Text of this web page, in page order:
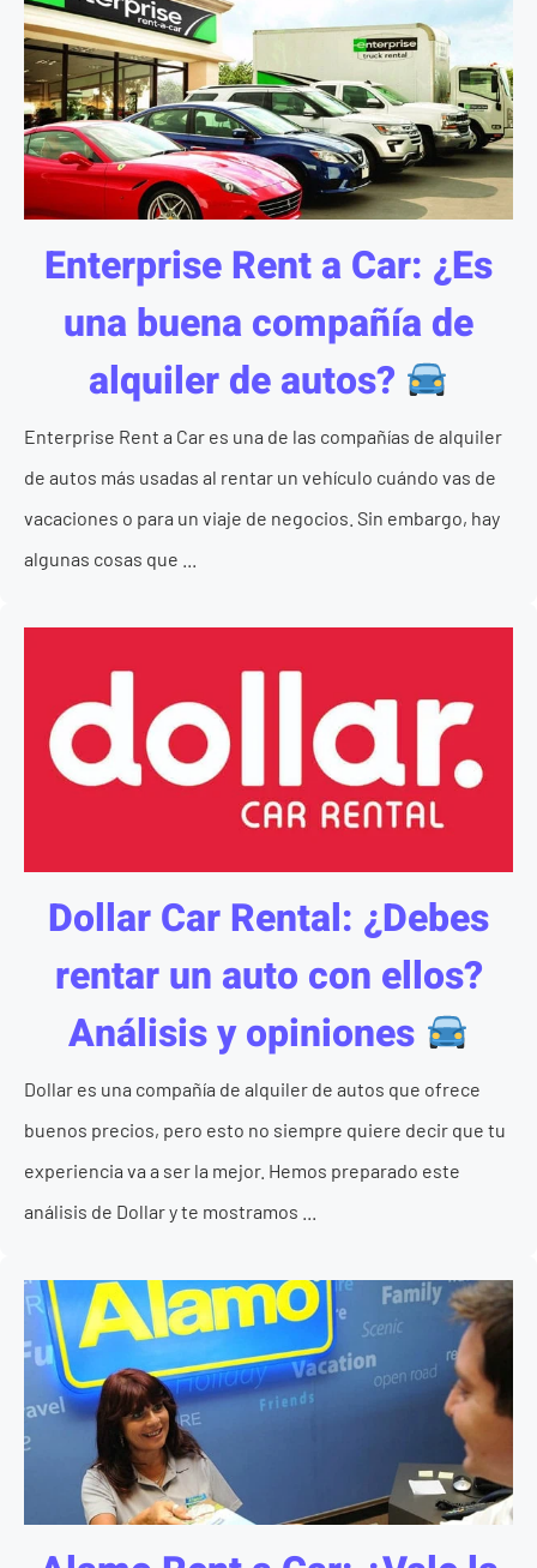
Enterprise Rent a Car: ¿Es
una buena compañía de
alquiler de autos?
Enterprise Rent a Car es una de las compañías de alquiler
de autos más usadas al rentar un vehículo cuándo vas de
vacaciones o para un viaje de negocios. Sin embargo, hay
algunas cosas que ...
Dollar Car Rental: ¿Debes
rentar un auto con ellos?
Análisis y opiniones
Dollar es una compañía de alquiler de autos que ofrece
buenos precios, pero esto no siempre quiere decir que tu
experiencia va a ser la mejor. Hemos preparado este
análisis de Dollar y te mostramos ...